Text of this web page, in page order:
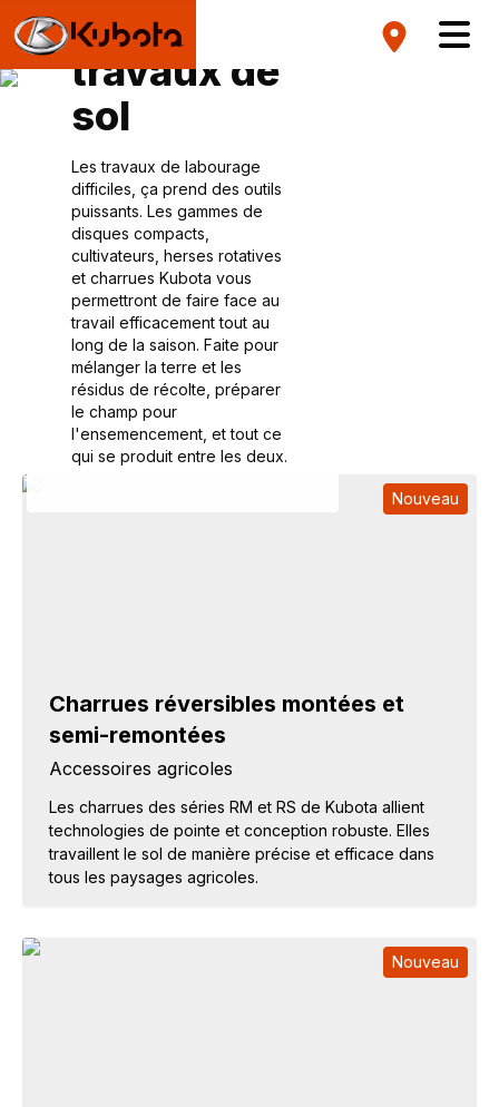
Les
travaux de
sol
Les travaux de labourage
difficiles, ça prend des outils
puissants. Les gammes de
disques compacts,
cultivateurs, herses rotatives
et charrues Kubota vous
permettront de faire face au
travail efficacement tout au
long de la saison. Faite pour
mélanger la terre et les
résidus de récolte, préparer
le champ pour
l'ensemencement, et tout ce
qui se produit entre les deux.
Nouveau
Charrues réversibles montées et
semi-remontées
Accessoires agricoles
Les charrues des séries RM et RS de Kubota allient
technologies de pointe et conception robuste. Elles
travaillent le sol de manière précise et efficace dans
tous les paysages agricoles.
Nouveau